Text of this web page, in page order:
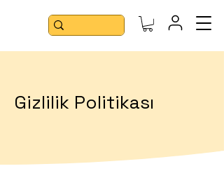
Gizlilik Politikası